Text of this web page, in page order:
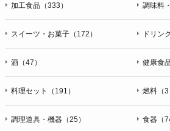
加工食品（333） 調味料
スイーツ・お菓子（172） ドリン
酒（47） 健康食
料理セット（191） 燃料（3
調理道具・機器（25） 食器（